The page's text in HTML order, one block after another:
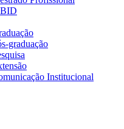
graduação
Institucional